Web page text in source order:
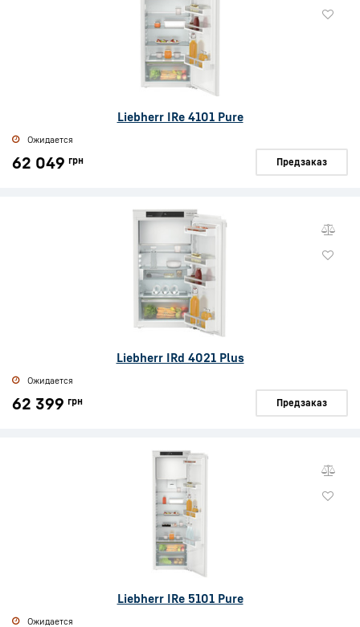
Liebherr IRe 4101 Pure
Ожидается
62 049 грн Предзаказ
Liebherr IRd 4021 Plus
Ожидается
62 399 грн Предзаказ
Liebherr IRe 5101 Pure
Ожидается